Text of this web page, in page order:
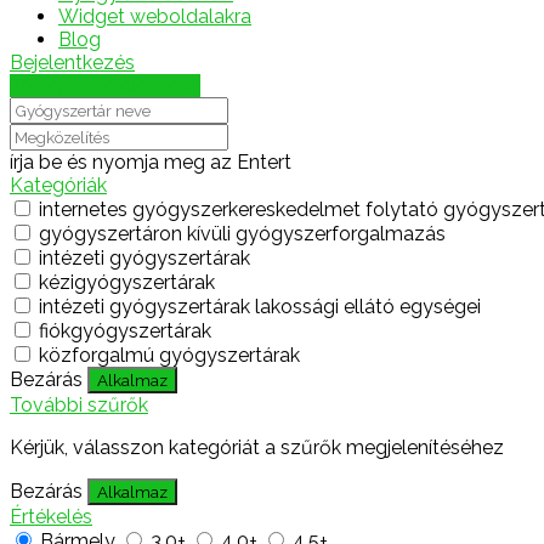
Widget weboldalakra
Blog
Bejelentkezés
írja be és nyomja meg az Entert
Kategóriák
internetes gyógyszerkereskedelmet folytató
gyógyszertáron kívüli gyógyszerforgalmazás
intézeti gyógyszertárak
kézigyógyszertárak
intézeti gyógyszertárak lakossági ellátó egységei
fiókgyógyszertárak
közforgalmú gyógyszertárak
Bezárás
Alkalmaz
További szűrők
Kérjük, válasszon kategóriát a szűrők megjelenítéséhez
Bezárás
Alkalmaz
Értékelés